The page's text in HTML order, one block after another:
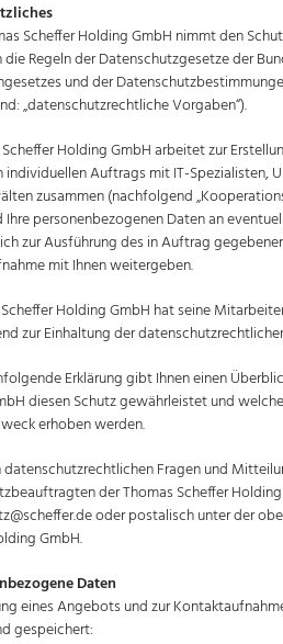
Scheffer Holding GmbH nimmt den
die Regeln der Datenschutzgesetze der
und der
„datenschutzrechtliche Vorgaben“).
Scheffer Holding GmbH arbeitet zur
individuellen Auftrags mit IT-Spezialisten,
zusammen (nachfolgend
Ihre personenbezogenen Daten an
zur Ausführung des in Auftrag
mit Ihnen weitergeben.
Scheffer Holding GmbH hat seine
zur Einhaltung der
Erklärung gibt Ihnen einen
diesen Schutz gewährleistet und
erhoben werden.
datenschutzrechtlichen Fragen und
der Thomas Scheffer
oder postalisch unter der
GmbH.
Daten
eines Angebots und zur
gespeichert: